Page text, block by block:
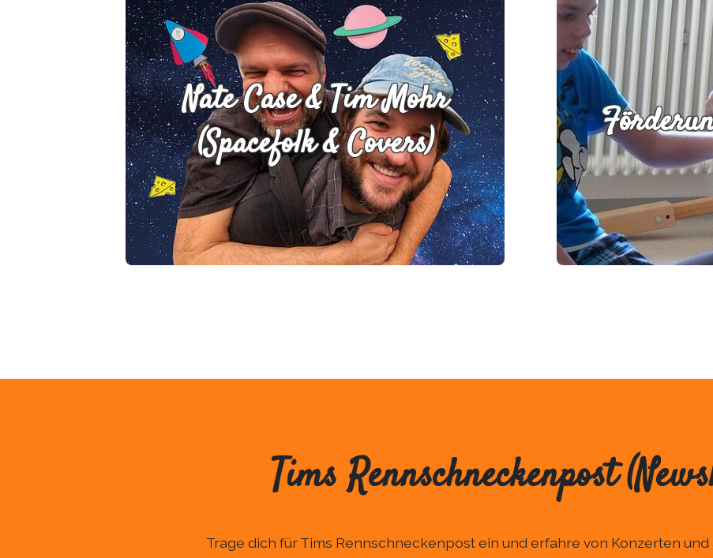
Nate Case & Tim Mohr
(Spacefolk & Covers)
Tims Rennschneckenpost
Trage dich für Tims Rennschneckenpost ein und erfahre von Konzerten